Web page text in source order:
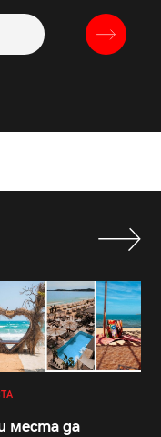
места да